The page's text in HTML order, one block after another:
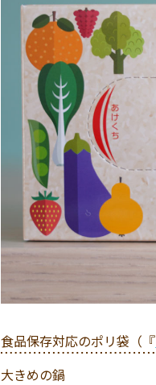
食品保存対応のポリ袋（『
大きめの鍋